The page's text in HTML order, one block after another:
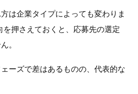
は企業タイプによっても変わりま
押さえておくと、応募先の選定
。
ーズで差はあるものの、代表的な